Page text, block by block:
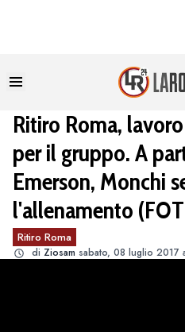
Ritiro Roma,
per il gruppo. A
Emerson, Monchi
l'allenamento
Ritiro Roma
di Ziosam sabato, 08 luglio 2017